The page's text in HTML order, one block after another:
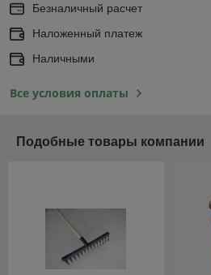
Безналичный расчет
Наложенный платеж
Наличными
Все условия оплаты
Подобные товары компании